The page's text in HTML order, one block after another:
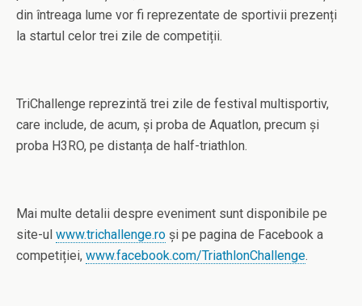
din întreaga lume vor fi reprezentate de sportivii prezenți
la startul celor trei zile de competiții.
TriChallenge reprezintă trei zile de festival multisportiv,
care include, de acum, și proba de Aquatlon, precum și
proba H3RO, pe distanța de half-triathlon.
Mai multe detalii despre eveniment sunt disponibile pe
site-ul www.trichallenge.ro și pe pagina de Facebook a
competiției, www.facebook.com/TriathlonChallenge.